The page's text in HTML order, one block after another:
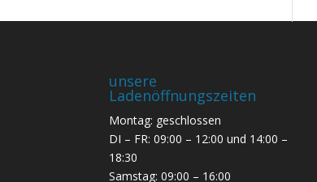
unsere
Ladenöffnungszeiten
Montag: geschlossen
DI – FR: 09:00 – 12:00 und 14:00 –
18:30
Samstag: 09:00 – 16:00